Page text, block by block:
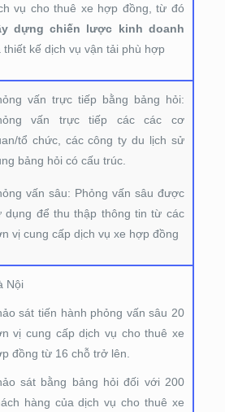
vụ cho thuê xe hợp đồng, từ đó
dựng chiến lược kinh doanh
thiết kế dịch vụ vận tải phù hợp
vấn trực tiếp bằng bảng hỏi:
vấn trực tiếp các các cơ
tổ chức, các công ty du lịch sử
bảng hỏi có cấu trúc.
vấn sâu: Phỏng vấn sâu được
dụng để thu thập thông tin từ các
vị cung cấp dịch vụ xe hợp đồng
Nội
sát tiến hành phỏng vấn sâu 20
vị cung cấp dịch vụ cho thuê xe
đồng từ 16 chỗ trở lên.
sát bằng bảng hỏi đối với 200
hàng của dịch vụ cho thuê xe